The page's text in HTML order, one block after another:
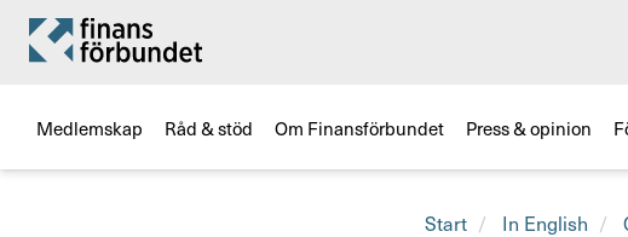
Medlemskap Råd & stöd Om Finansförbundet Press & opinion
Start In English